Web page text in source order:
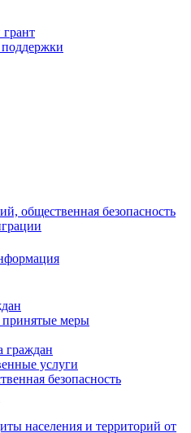
общественная безопасность
принятые меры
граждан
услуги
безопасность
населения и территорий от